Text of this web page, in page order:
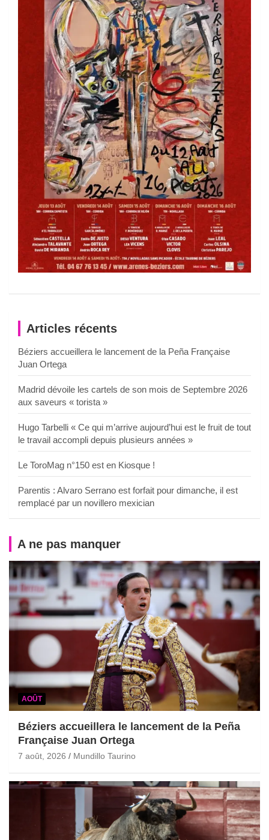
Articles récents
Béziers accueillera le lancement de la Peña Française
Juan Ortega
Madrid dévoile les cartels de son mois de Septembre 2026
aux saveurs « torista »
Hugo Tarbelli « Ce qui m’arrive aujourd’hui est le fruit de tout
le travail accompli depuis plusieurs années »
Le ToroMag n°150 est en Kiosque !
Parentis : Alvaro Serrano est forfait pour dimanche, il est
remplacé par un novillero mexician
A ne pas manquer
AOÛT
Béziers accueillera le lancement de la Peña
Française Juan Ortega
7 août, 2026 Mundillo Taurino